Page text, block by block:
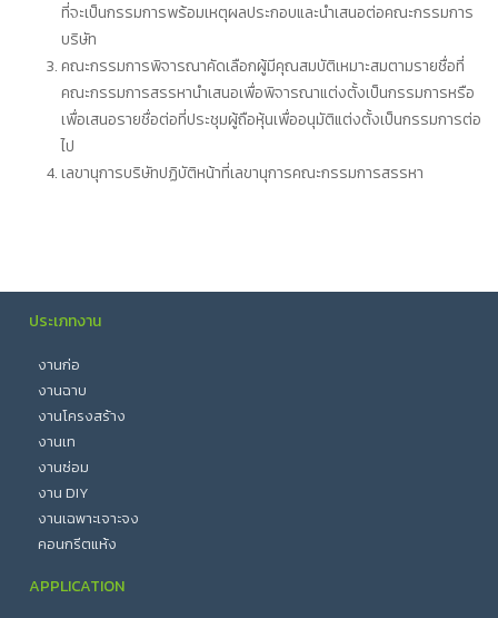
ที่จะเป็นกรรมการพร้อมเหตุผลประกอบและนำเสนอต่อคณะกรรมการ
บริษัท
คณะกรรมการพิจารณาคัดเลือกผู้มีคุณสมบัติเหมาะสมตามรายชื่อที่
คณะกรรมการสรรหานำเสนอเพื่อพิจารณาแต่งตั้งเป็นกรรมการหรือ
เพื่อเสนอรายชื่อต่อที่ประชุมผู้ถือหุ้นเพื่ออนุมัติแต่งตั้งเป็นกรรมการต่อ
ไป
เลขานุการบริษัทปฏิบัติหน้าที่เลขานุการคณะกรรมการสรรหา
ประเภทงาน
งานก่อ
งานฉาบ
งานโครงสร้าง
งานเท
งานซ่อม
งาน DIY
งานเฉพาะเจาะจง
คอนกรีตแห้ง
APPLICATION